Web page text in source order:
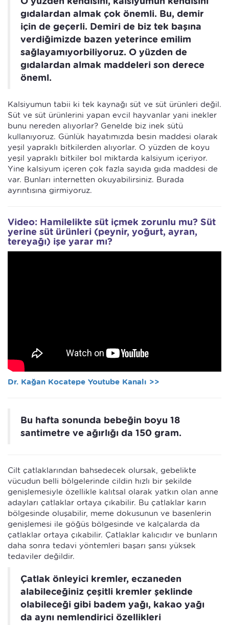
gıdalardan almak çok önemli. Bu, demir
için de geçerli. Demiri de biz tek başına
verdiğimizde bazen yeterince emilim
sağlayamıyorbiliyoruz. O yüzden de
gıdalardan almak maddeleri son derece
öneml.
Kalsiyumun tabii ki tek kaynağı süt ve süt ürünleri değil.
Süt ve süt ürünlerini yapan evcil hayvanlar yani inekler
bunu nereden alıyorlar? Genelde biz inek sütü
kullanıyoruz. Günlük hayatımızda besin maddesi olarak
yeşil yapraklı bitkilerden alıyorlar. O yüzden de koyu
yeşil yapraklı bitkiler bol miktarda kalsiyum içeriyor.
Yine kalsiyum içeren çok fazla sayıda gıda maddesi de
var. Bunları internetten okuyabilirsiniz. Burada
ayrıntısına girmiyoruz.
Video: Hamilelikte süt içmek zorunlu mu? Süt
yerine süt ürünleri (peynir, yoğurt, ayran,
tereyağı) işe yarar mı?
Dr. Kağan Kocatepe Youtube Kanalı >>
Bu hafta sonunda bebeğin boyu 18
santimetre ve ağırlığı da 150 gram.
Cilt çatlaklarından bahsedecek olursak, gebelikte
vücudun belli bölgelerinde cildin hızlı bir şekilde
genişlemesiyle özellikle kalıtsal olarak yatkın olan anne
adayları çatlaklar ortaya çıkabilir. Bu çatlaklar karın
bölgesinde oluşabilir, meme dokusunun ve basenlerin
genişlemesi ile göğüs bölgesinde ve kalçalarda da
çatlaklar ortaya çıkabilir. Çatlaklar kalıcıdır ve bunların
daha sonra tedavi yöntemleri başarı şansı yüksek
tedaviler değildir.
Çatlak önleyici kremler, eczaneden
alabileceğiniz çeşitli kremler şeklinde
olabileceği gibi badem yağı, kakao yağı
da aynı nemlendirici özellikleri